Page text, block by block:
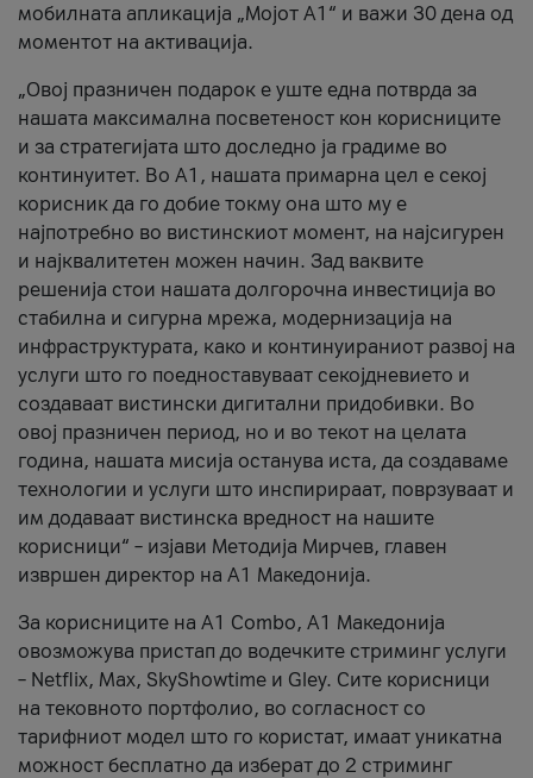
мобилната апликација „Мојот А1“ и важи 30 дена од
моментот на активација.
„Овој празничен подарок е уште една потврда за
нашата максимална посветеност кон корисниците
и за стратегијата што доследно ја градиме во
континуитет. Во А1, нашата примарна цел е секој
корисник да го добие токму она што му е
најпотребно во вистинскиот момент, на најсигурен
и најквалитетен можен начин. Зад ваквите
решенија стои нашата долгорочна инвестиција во
стабилна и сигурна мрежа, модернизација на
инфраструктурата, како и континуираниот развој на
услуги што го поедноставуваат секојдневието и
создаваат вистински дигитални придобивки. Во
овој празничен период, но и во текот на целата
година, нашата мисија останува иста, да создаваме
технологии и услуги што инспирираат, поврзуваат и
им додаваат вистинска вредност на нашите
корисници“ – изјави Методија Мирчев, главен
извршен директор на А1 Македонија.
За корисниците на A1 Combo, А1 Македонија
овозможува пристап до водечките стриминг услуги
– Netflix, Max, SkyShowtime и Gley. Сите корисници
на тековното портфолио, во согласност со
тарифниот модел што го користат, имаат уникатна
можност бесплатно да изберат до 2 стриминг